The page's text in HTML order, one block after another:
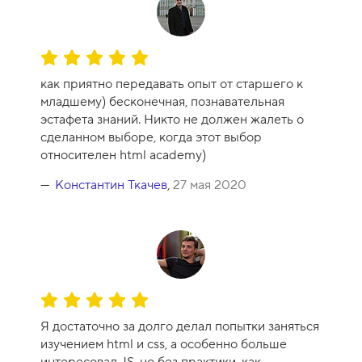
О
е
н
к
а
к
у
0
как приятно передавать опыт от старшего к
младшему) бесконечная, познавательная
эстафета знаний. Никто не должен жалеть о
сделанном выборе, когда этот выбор
относителен html academy)
Константин Ткачев, 27 мая 2020
О
е
н
Я достаточно за долго делал попытки заняться
изучением html и css, а особенно больше